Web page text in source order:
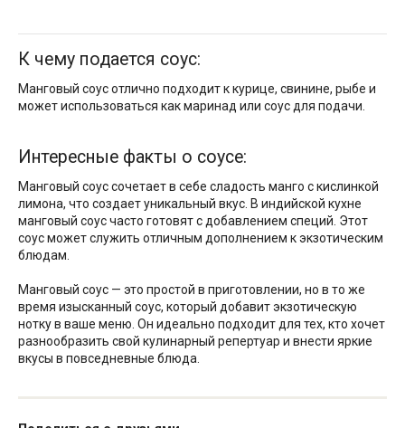
К чему подается соус:
Манговый соус отлично подходит к курице, свинине, рыбе и
может использоваться как маринад или соус для подачи.
Интересные факты о соусе:
Манговый соус сочетает в себе сладость манго с кислинкой
лимона, что создает уникальный вкус. В индийской кухне
манговый соус часто готовят с добавлением специй. Этот
соус может служить отличным дополнением к экзотическим
блюдам.
Манговый соус — это простой в приготовлении, но в то же
время изысканный соус, который добавит экзотическую
нотку в ваше меню. Он идеально подходит для тех, кто хочет
разнообразить свой кулинарный репертуар и внести яркие
вкусы в повседневные блюда.